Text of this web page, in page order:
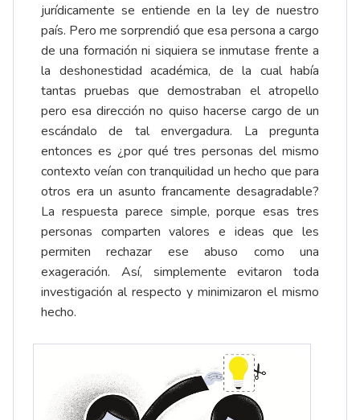
jurídicamente se entiende en la ley de nuestro
país. Pero me sorprendió que esa persona a cargo
de una formación ni siquiera se inmutase frente a
la deshonestidad académica, de la cual había
tantas pruebas que demostraban el atropello
pero esa dirección no quiso hacerse cargo de un
escándalo de tal envergadura. La pregunta
entonces es ¿por qué tres personas del mismo
contexto veían con tranquilidad un hecho que para
otros era un asunto francamente desagradable?
La respuesta parece simple, porque esas tres
personas comparten valores e ideas que les
permiten rechazar ese abuso como una
exageración. Así, simplemente evitaron toda
investigación al respecto y minimizaron el mismo
hecho.